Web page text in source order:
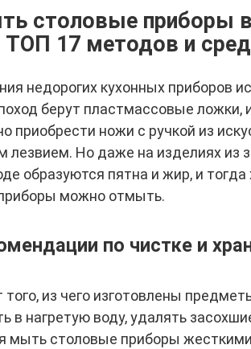
столовые приборы
ТОП 17 методов и
недорогих кухонных приборов
берут пластмассовые ложки,
приобрести ножи с ручкой из
лезвием. Но даже на изделиях из
образуются пятна и жир, и
можно отмыть.
по чистке и
из чего изготовлены
в нагретую воду, удалять
мыть столовые приборы жесткими